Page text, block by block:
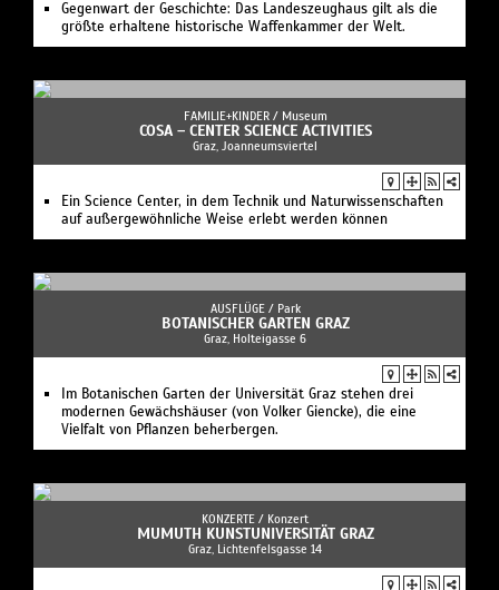
BOTANISCHER GARTEN GRAZ
Graz, Holteigasse 6
Im Botanischen Garten der Universität Graz stehen drei
modernen Gewächshäuser (von Volker Giencke), die eine
KONZERTE /Konzert
MUMUTH KUNSTUNIVERSITÄT GRAZ
Graz, Lichtenfelsgasse 14
Das Haus für Musik und Musiktheater wurde eigens für die
MUSEUM FÜR GESCHICHTE GRAZ
Graz, Sackstraße 16
Werden und Wandel der Steiermark vom Hochmittelalter bis
zur Gegenwart stehen im Mittelpunkt des Museums für